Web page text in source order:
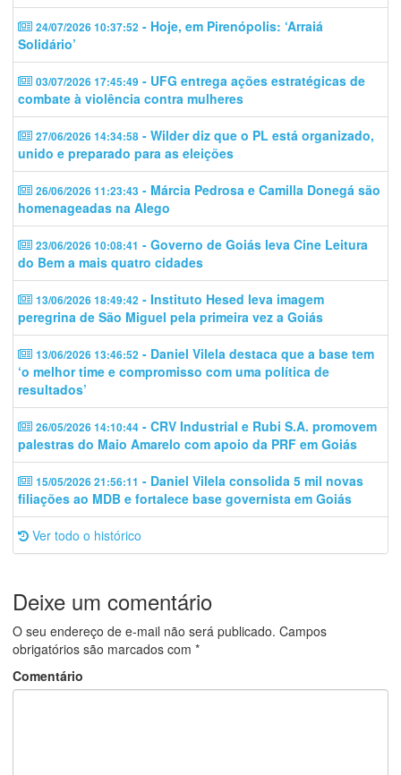
24/07/2026 10:37:52 - Hoje, em Pirenópolis: ‘Arraiá
Solidário’
03/07/2026 17:45:49 - UFG entrega ações estratégicas de
combate à violência contra mulheres
27/06/2026 14:34:58 - Wilder diz que o PL está organizado,
unido e preparado para as eleições
26/06/2026 11:23:43 - Márcia Pedrosa e Camilla Donegá são
homenageadas na Alego
23/06/2026 10:08:41 - Governo de Goiás leva Cine Leitura
do Bem a mais quatro cidades
13/06/2026 18:49:42 - Instituto Hesed leva imagem
peregrina de São Miguel pela primeira vez a Goiás
13/06/2026 13:46:52 - Daniel Vilela destaca que a base tem
‘o melhor time e compromisso com uma política de
resultados’
26/05/2026 14:10:44 - CRV Industrial e Rubi S.A. promovem
palestras do Maio Amarelo com apoio da PRF em Goiás
15/05/2026 21:56:11 - Daniel Vilela consolida 5 mil novas
filiações ao MDB e fortalece base governista em Goiás
Ver todo o histórico
Deixe um comentário
O seu endereço de e-mail não será publicado. Campos
obrigatórios são marcados com *
Comentário